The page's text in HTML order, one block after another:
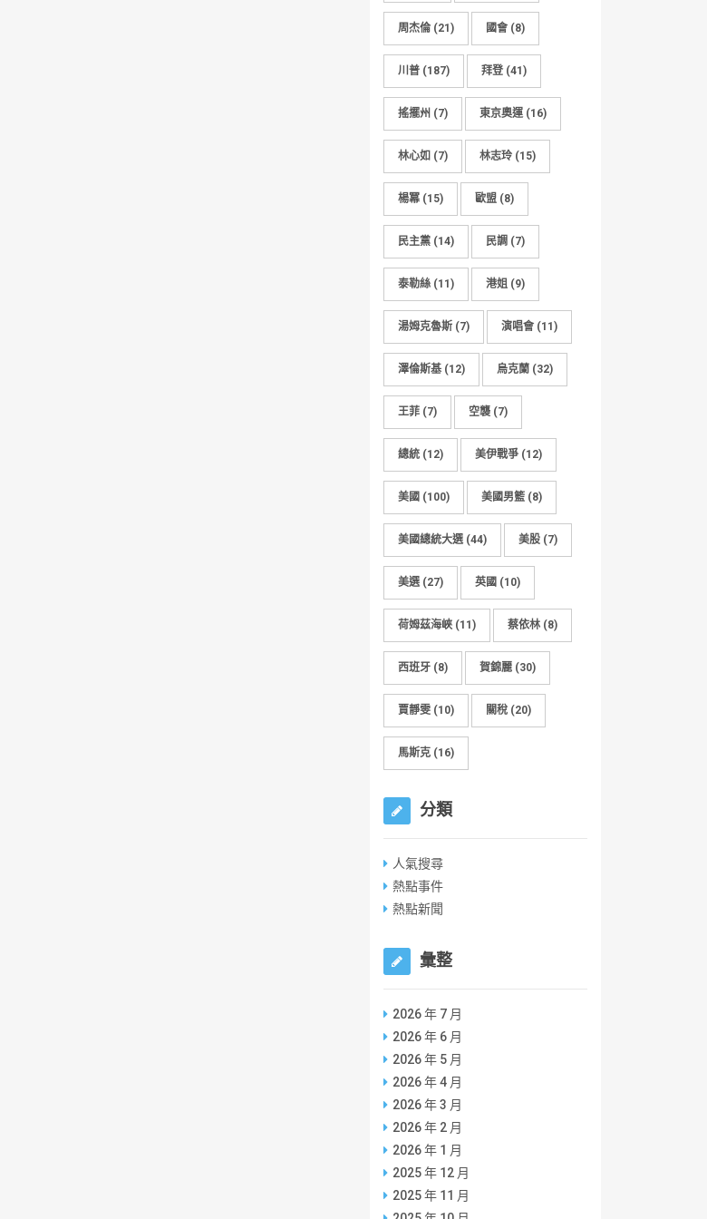
周杰倫 (21) 國會 (8)
川普 (187) 拜登 (41)
搖擺州 (7) 東京奧運(16)
林心如 (7) 林志玲 (15)
楊冪 (15) 歐盟 (8)
民主黨 (14) 民調 (7)
泰勒絲 (11) 港姐 (9)
湯姆克魯斯 (7) 演唱會 (11)
澤倫斯基 (12) 烏克蘭 (32)
王菲 (7) 空襲 (7)
總統 (12) 美伊戰爭 (12)
美國 (100) 美國男籃 (8)
美國總統大選(44) 美股 (7)
美選(27) 英國 (10)
荷姆茲海峽 (11) 蔡依林 (8)
西班牙 (8) 賀錦麗 (30)
賈靜雯 (10) 關稅 (20)
馬斯克 (16)
分類
人氣搜尋
熱點事件
熱點新聞
彙整
2026 年 7 月
2026 年 6 月
2026 年 5 月
2026 年 4 月
2026 年 3 月
2026 年 2 月
2026 年 1 月
2025 年 12 月
2025 年 11 月